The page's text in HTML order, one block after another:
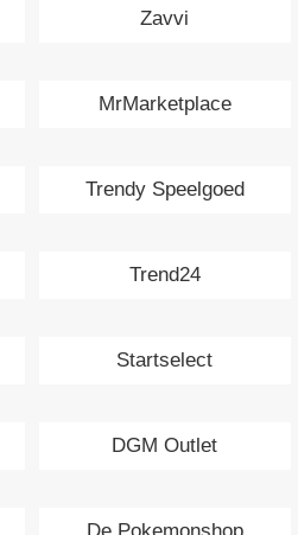
Zavvi
MrMarketplace
Trendy Speelgoed
Trend24
Startselect
DGM Outlet